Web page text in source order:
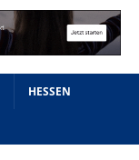
HESSEN